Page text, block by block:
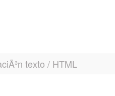
texto / HTML